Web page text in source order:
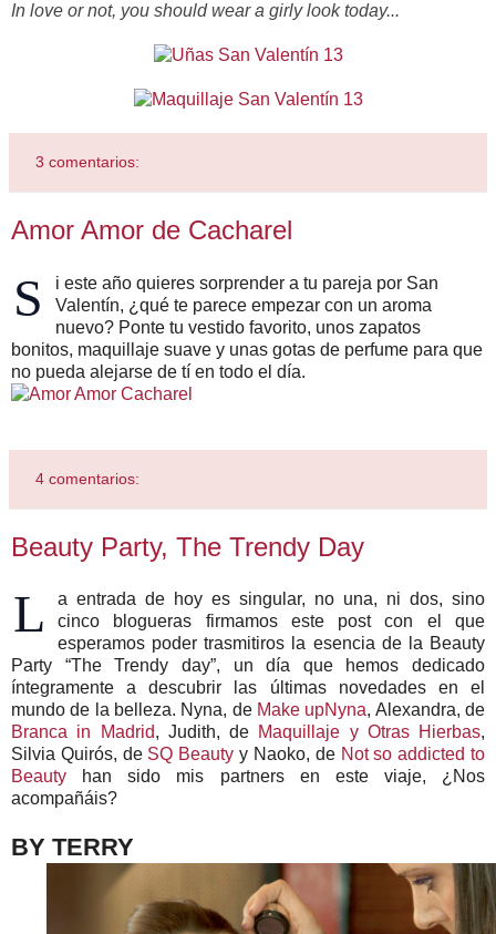
In love or not, you should wear a girly look today...
3 comentarios:
Amor Amor de Cacharel
S
i este año quieres sorprender a tu pareja por San
Valentín, ¿qué te parece empezar con un aroma
nuevo? Ponte tu vestido favorito, unos zapatos
bonitos, maquillaje suave y unas gotas de perfume para que
no pueda alejarse de tí en todo el día.
4 comentarios:
Beauty Party, The Trendy Day
L
a entrada de hoy es singular, no una, ni dos, sino
cinco blogueras firmamos este post con el que
esperamos poder trasmitiros la esencia de la Beauty
Party “The Trendy day”, un día que hemos dedicado
íntegramente a descubrir las últimas novedades en el
mundo de la belleza. Nyna, deMake upNyna, Alexandra, de
Branca in Madrid, Judith, de Maquillaje y Otras Hierbas,
Silvia Quirós, de SQ Beauty y Naoko, de Not so addicted to
Beauty han sido mis partners en este viaje, ¿Nos
acompañáis?
BY TERRY